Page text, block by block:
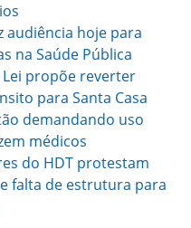
audiência hoje para
na Saúde Pública
propõe reverter
para Santa Casa
demandando uso
médicos
do HDT protestam
falta de estrutura para